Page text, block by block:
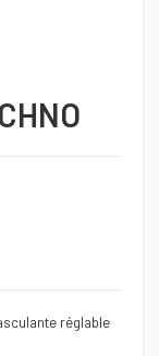
réglable